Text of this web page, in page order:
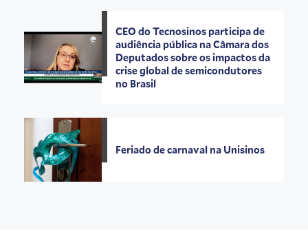
CEO do Tecnosinos participa de
audiência pública na Câmara dos
Deputados sobre os impactos da
crise global de semicondutores
no Brasil
Feriado de carnaval na Unisinos